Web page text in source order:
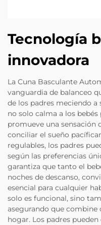
Tecnología
innovadora
La Cuna Basculante
vanguardia de balanceo
de los padres meciendo a
no solo calma a los
promueve una sensación
conciliar el sueño
regulables, los padres
según las preferencias
garantiza que tanto el
noches de descanso,
esencial para cualquier
solo es funcional, sino
asegurando que combine
hogar. Los padres